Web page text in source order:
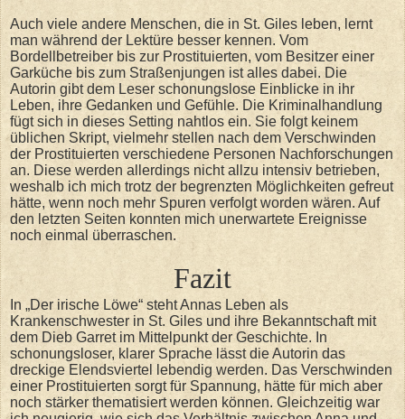
Auch viele andere Menschen, die in St. Giles leben, lernt
man während der Lektüre besser kennen. Vom
Bordellbetreiber bis zur Prostituierten, vom Besitzer einer
Garküche bis zum Straßenjungen ist alles dabei. Die
Autorin gibt dem Leser schonungslose Einblicke in ihr
Leben, ihre Gedanken und Gefühle. Die Kriminalhandlung
fügt sich in dieses Setting nahtlos ein. Sie folgt keinem
üblichen Skript, vielmehr stellen nach dem Verschwinden
der Prostituierten verschiedene Personen Nachforschungen
an. Diese werden allerdings nicht allzu intensiv betrieben,
weshalb ich mich trotz der begrenzten Möglichkeiten gefreut
hätte, wenn noch mehr Spuren verfolgt worden wären. Auf
den letzten Seiten konnten mich unerwartete Ereignisse
noch einmal überraschen.
Fazit
In „Der irische Löwe“ steht Annas Leben als
Krankenschwester in St. Giles und ihre Bekanntschaft mit
dem Dieb Garret im Mittelpunkt der Geschichte. In
schonungsloser, klarer Sprache lässt die Autorin das
dreckige Elendsviertel lebendig werden. Das Verschwinden
einer Prostituierten sorgt für Spannung, hätte für mich aber
noch stärker thematisiert werden können. Gleichzeitig war